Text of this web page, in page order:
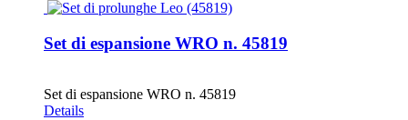
Set di espansione WRO n. 45819
Set di espansione WRO n. 45819
Details